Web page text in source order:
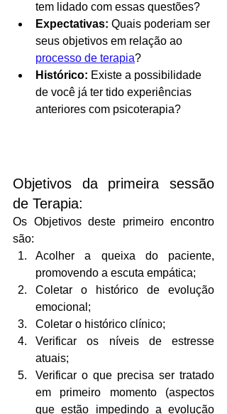
tem lidado com essas questões?
Expectativas: Quais poderiam ser
seus objetivos em relação ao
processo de terapia?
Histórico: Existe a possibilidade
de você já ter tido experiências
anteriores com psicoterapia?
Objetivos da primeira sessão
de Terapia:
Os Objetivos deste primeiro encontro
são:
Acolher a queixa do paciente,
promovendo a escuta empática;
Coletar o histórico de evolução
emocional;
Coletar o histórico clínico;
Verificar os níveis de estresse
atuais;
Verificar o que precisa ser tratado
em primeiro momento (aspectos
que estão impedindo a evolução